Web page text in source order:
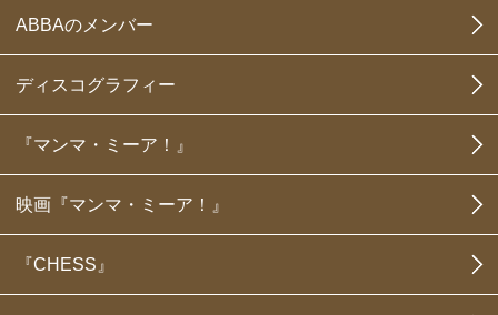
ABBAのメンバー
ディスコグラフィー
『マンマ・ミーア！』
映画『マンマ・ミーア！』
『CHESS』